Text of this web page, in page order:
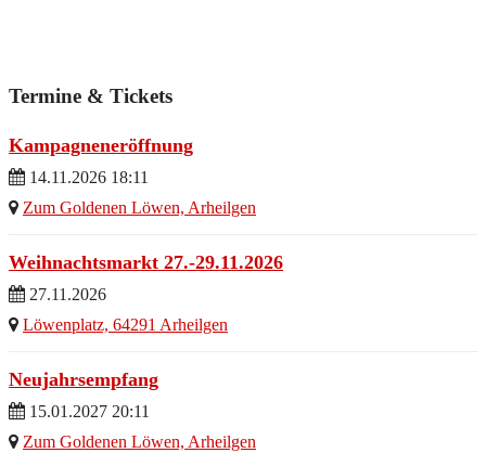
Termine & Tickets
Kampagneneröffnung
14.11.2026 18:11
Zum Goldenen Löwen, Arheilgen
Weihnachtsmarkt 27.-29.11.2026
27.11.2026
Löwenplatz, 64291 Arheilgen
Neujahrsempfang
15.01.2027 20:11
Zum Goldenen Löwen, Arheilgen